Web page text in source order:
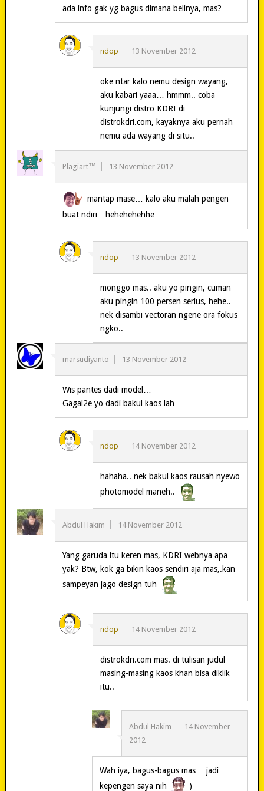
ada info gak yg bagus dimana belinya, mas?
ndop 13 November 2012
oke ntar kalo nemu design wayang,
aku kabari yaaa… hmmm.. coba
kunjungi distro KDRI di
distrokdri.com, kayaknya aku pernah
nemu ada wayang di situ..
Plagiart™ 13 November 2012
mantap mase… kalo aku malah pengen
buat ndiri…hehehehehhe…
ndop 13 November 2012
monggo mas.. aku yo pingin, cuman
aku pingin 100 persen serius, hehe..
nek disambi vectoran ngene ora fokus
ngko..
marsudiyanto 13 November 2012
Wis pantes dadi model…
Gagal2e yo dadi bakul kaos lah
ndop 14 November 2012
hahaha.. nek bakul kaos rausah nyewo
photomodel maneh..
Abdul Hakim 14 November 2012
Yang garuda itu keren mas, KDRI webnya apa
yak? Btw, kok ga bikin kaos sendiri aja mas,.kan
sampeyan jago design tuh
ndop 14 November 2012
distrokdri.com mas. di tulisan judul
masing-masing kaos khan bisa diklik
itu..
Abdul Hakim
14 November
2012
Wah iya, bagus-bagus mas… jadi
kepengen saya nih
)